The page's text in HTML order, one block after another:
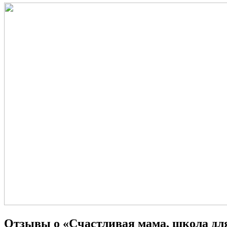
Отзывы о «Счастливая мама, школа